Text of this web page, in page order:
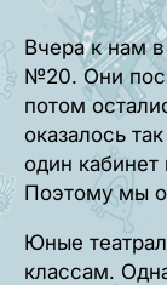
Вчера к нам
№20. Они
потом
оказалось
один
Поэтому мы
Юные
классам.